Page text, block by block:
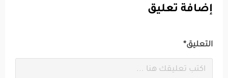
إضافة تعليق
التعليق*